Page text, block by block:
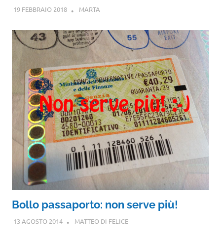
19 FEBBRAIO 2018 MARTA
Bollo passaporto: non serve più!
13 AGOSTO 2014 MATTEO DI FELICE